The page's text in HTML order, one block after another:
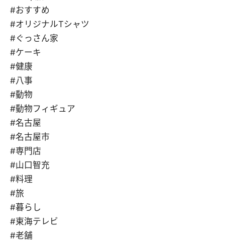
#おすすめ
#オリジナルTシャツ
#ぐっさん家
#ケーキ
#健康
#八事
#動物
#動物フィギュア
#名古屋
#名古屋市
#専門店
#山口智充
#料理
#旅
#暮らし
#東海テレビ
#老舗